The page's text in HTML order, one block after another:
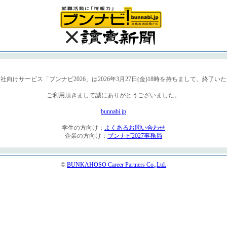
向けサービス「ブンナビ2026」は2026年3月27日(金)18時を持ちまして、終了いた
ご利用頂きまして誠にありがとうございました。
bunnabi.jp
学生の方向け： よくあるお問い合わせ
企業の方向け： ブンナビ2027事務局
© BUNKAHOSO Career Partners Co.,Ltd.